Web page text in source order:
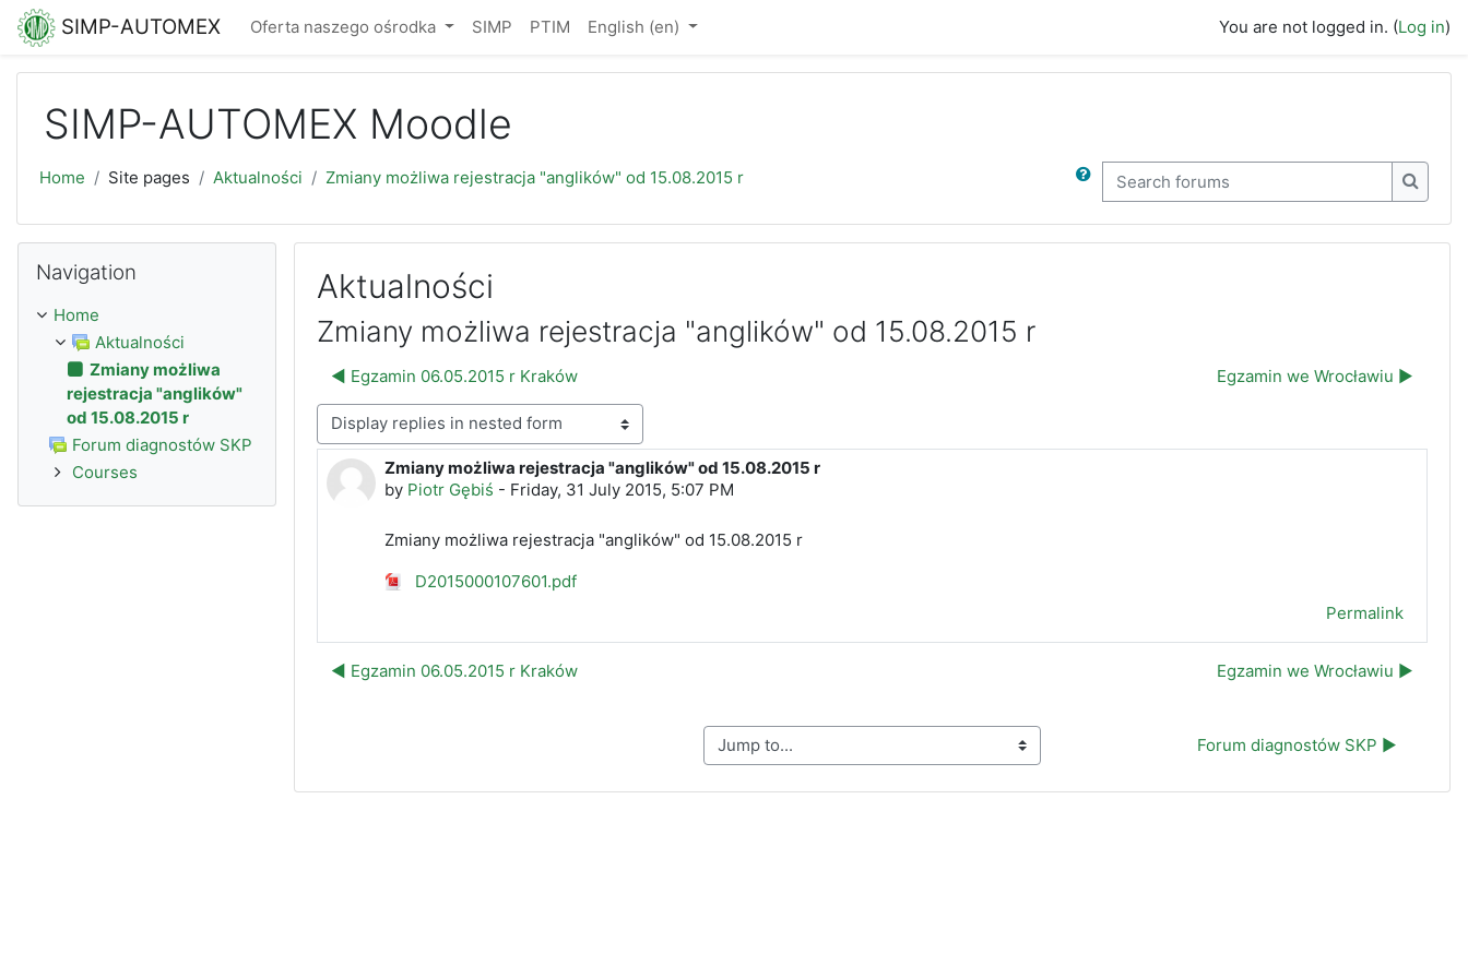
Skip to main content
SIMP-AUTOMEX Oferta naszego ośrodka SIMP PTIM English ‎(en)‎ You are not logged in. (Log in)
SIMP-AUTOMEX Moodle
Home Site pages Aktualności Zmiany możliwa rejestracja "anglików" od 15.08.2015 r
Search forums
Aktualności
Zmiany możliwa rejestracja "anglików" od 15.08.2015 r
◀︎ Egzamin 06.05.2015 r Kraków Egzamin we Wrocławiu ▶︎
Display mode
Zmiany możliwa rejestracja "anglików" od 15.08.2015 r
by Piotr Gębiś - Friday, 31 July 2015, 5:07 PM
Number of replies: 0
Zmiany możliwa rejestracja "anglików" od 15.08.2015 r
D2015000107601.pdf
Permalink
◀︎ Egzamin 06.05.2015 r Kraków Egzamin we Wrocławiu ▶︎
Jump to... Forum diagnostów SKP ▶︎
Navigation
Home
Aktualności
Zmiany możliwa
rejestracja "anglików"
od 15.08.2015 r
Forum diagnostów SKP
Courses